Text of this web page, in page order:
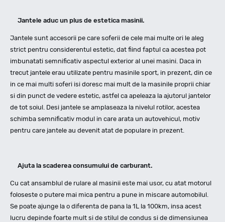
Jantele aduc un plus de estetica masinii.
Jantele sunt accesorii pe care soferii de cele mai multe ori le aleg
strict pentru considerentul estetic, dat fiind faptul ca acestea pot
imbunatati semnificativ aspectul exterior al unei masini. Daca in
trecut jantele erau utilizate pentru masinile sport, in prezent, din ce
in ce mai multi soferi isi doresc mai mult de la masinile proprii chiar
si din punct de vedere estetic, astfel ca apeleaza la ajutorul jantelor
de tot soiul. Desi jantele se amplaseaza la nivelul rotilor, acestea
schimba semnificativ modul in care arata un autovehicul, motiv
pentru care jantele au devenit atat de populare in prezent.
Ajuta la scaderea consumului de carburant.
Cu cat ansamblul de rulare al masinii este mai usor, cu atat motorul
foloseste o putere mai mica pentru a pune in miscare automobilul.
Se poate ajunge la o diferenta de pana la 1L la 100km, insa acest
lucru depinde foarte mult si de stilul de condus si de dimensiunea